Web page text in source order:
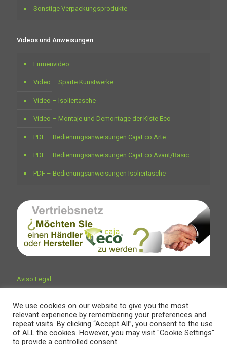
Sonstige Verpackungsprodukte
Videos und Anweisungen
Firmenvideo
Video – Sparte Kunstwerke
Video – Isoliertasche
Video – Montaje und Demontage der Kiste Eco
PDF – Bedienungsanweisungen CajaEco Arte
PDF – Bedienungsanweisungen CajaEco Avant/Basic
PDF – Bedienungsanweisungen Isoliertasche
Aviso Legal
We use cookies on our website to give you the most
relevant experience by remembering your preferences and
repeat visits. By clicking “Accept All”, you consent to the use
of ALL the cookies. However, you may visit "Cookie Settings"
to provide a controlled consent.